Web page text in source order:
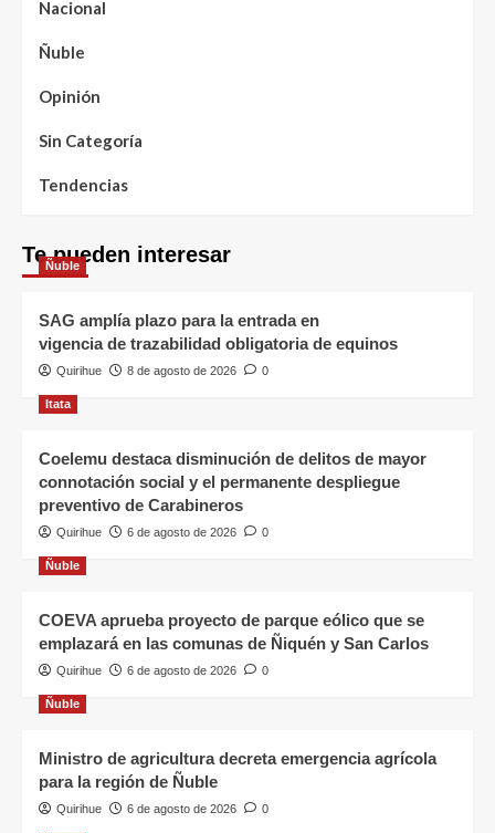
Nacional
Ñuble
Opinión
Sin Categoría
Tendencias
Te pueden interesar
Ñuble
SAG amplía plazo para la entrada en
vigencia de trazabilidad obligatoria de equinos
Quirihue 8 de agosto de 2026 0
Itata
Coelemu destaca disminución de delitos de mayor
connotación social y el permanente despliegue
preventivo de Carabineros
Quirihue 6 de agosto de 2026 0
Ñuble
COEVA aprueba proyecto de parque eólico que se
emplazará en las comunas de Ñiquén y San Carlos
Quirihue 6 de agosto de 2026 0
Ñuble
Ministro de agricultura decreta emergencia agrícola
para la región de Ñuble
Quirihue 6 de agosto de 2026 0